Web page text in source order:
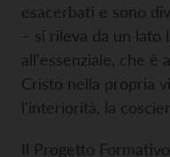
esacerbati e sono
– si rileva da un lato
all'essenziale, che è
Cristo nella propria
l'interiorità, la
Il Progetto